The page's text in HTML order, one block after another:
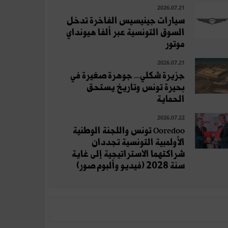
2026.07.21
سيارات جينيسيس الفاخرة تدخل
السوق التونسية عبر ألفا هيونداي
موتور
2026.07.21
جزيرة شكلي... جوهرة صغيرة في
بحيرة تونس وتاريخ يستحق
الحماية
2026.07.22
Ooredoo تونس واللجنة الوطنية
الأولمبية التونسية تجددان
شراكتهما الاستراتيجية إلى غاية
سنة 2028 (فيديو وألبوم صور)